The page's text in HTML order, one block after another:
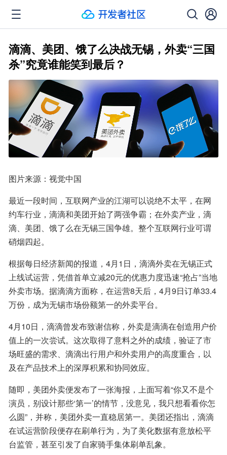
滴滴、美团、饿了么决战无锡，外卖“三国
杀”究竟谁能笑到最后？
图片来源：视觉中国
最近一段时间，互联网产业的江湖可以说绝不太平，在网
约车行业，滴滴和美团开始了两强争霸；在外卖产业，滴
滴、美团、饿了么在无锡三国争雄。整个互联网行业可谓
硝烟四起。
根据每日经济新闻的报道，4月1日，滴滴外卖在无锡正式
上线试运营，凭借首单立减20元的优惠力度迅速“抢占”当地
外卖市场。据滴滴方面称，在运营8天后，4月9日订单33.4
万份，成为无锡市场份额第一的外卖平台。
4月10日，滴滴曾发布致谢信称，外卖是滴滴在创造用户价
值上的一次尝试。这次取得了意料之外的成绩，验证了市
场旺盛的需求、滴滴出行用户和外卖用户的高度重合，以
及在产品技术上的深厚积累和协同效应。
随即，美团外卖便发布了一张海报，上面写着“你又不是个
演员，别设计那些‘第一’的情节，没意见，我只想看看你怎
么圆”，并称，美团外卖一直稳居第一。美团还指出，滴滴
在试运营阶段便存在刷单行为，为了美化数据有意放松平
台监管，甚至引发了自家骑手集体刷单乱象。